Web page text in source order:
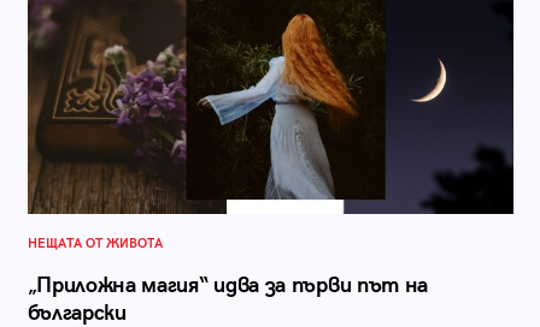
НЕЩАТА ОТ ЖИВОТА
„Приложна магия“ идва за първи път на
български